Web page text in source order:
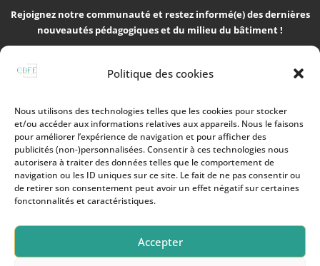
Politique des cookies
Nous utilisons des technologies telles que les cookies pour stocker
et/ou accéder aux informations relatives aux appareils. Nous le faisons
pour améliorer l’expérience de navigation et pour afficher des
publicités (non-)personnalisées. Consentir à ces technologies nous
autorisera à traiter des données telles que le comportement de
navigation ou les ID uniques sur ce site. Le fait de ne pas consentir ou
de retirer son consentement peut avoir un effet négatif sur certaines
fonctonnalités et caractéristiques.
Accepter
Rejoignez notre communauté et restez informé(e) des dernières
nouveautés pédagogiques et du milieu du bâtiment !
S'ABONNER
Nous respectons votre vie privée !
© CDFE2026 | Tout droits réservés
Politique de Confidentialité 2026
Conditions Générales d'Utilisation 2026 | CGU